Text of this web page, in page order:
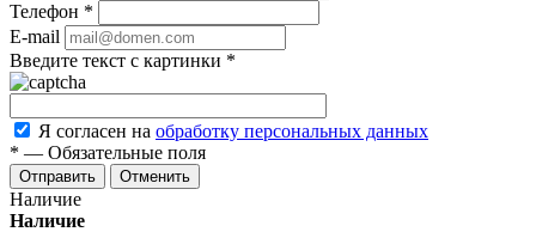
Телефон *
E-mail
Введите текст с картинки *
Я согласен на обработку персональных данных
* — Обязательные поля
Отменить
Наличие
Наличие